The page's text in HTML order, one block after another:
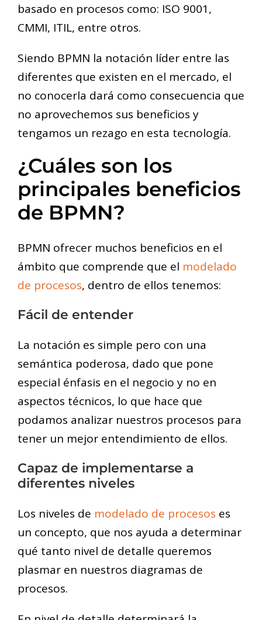
basado en procesos como: ISO 9001,
CMMI, ITIL, entre otros.
Siendo BPMN la notación líder entre las
diferentes que existen en el mercado, el
no conocerla dará como consecuencia que
no aprovechemos sus beneficios y
tengamos un rezago en esta tecnología.
¿Cuáles son los
principales beneficios
de BPMN?
BPMN ofrecer muchos beneficios en el
ámbito que comprende que el modelado
de procesos, dentro de ellos tenemos:
Fácil de entender
La notación es simple pero con una
semántica poderosa, dado que pone
especial énfasis en el negocio y no en
aspectos técnicos, lo que hace que
podamos analizar nuestros procesos para
tener un mejor entendimiento de ellos.
Capaz de implementarse a
diferentes niveles
Los niveles de modelado de procesos es
un concepto, que nos ayuda a determinar
qué tanto nivel de detalle queremos
plasmar en nuestros diagramas de
procesos.